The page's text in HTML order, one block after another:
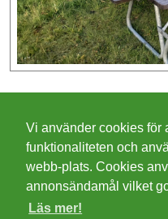
Cookies
Integritetspolicy
Villkor
Vi använder cookies för
funktionaliteten och
webb-plats. Cookies
annonsändamål vilket
Läs mer!